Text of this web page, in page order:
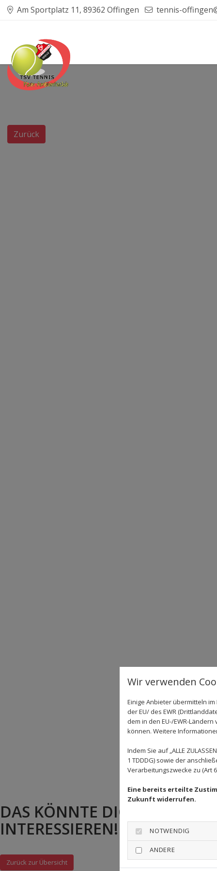
Am Sportplatz 11, 89362 Offingen tennis-
Zurück
DAS KÖNNTE DICH AUCH
INTERESSIEREN!
Zurück zur Übersicht
Wir verwenden
Einige Anbieter übermitteln
der EU/ des EWR
dem in den EU-/EWR-
können. Weitere
Indem Sie auf „ALLE
1 TDDDG) sowie der
Verarbeitungszwecke zu (Art 6
Eine bereits erteilte
Zukunft widerrufen.
NOTWENDIG
ANDERE